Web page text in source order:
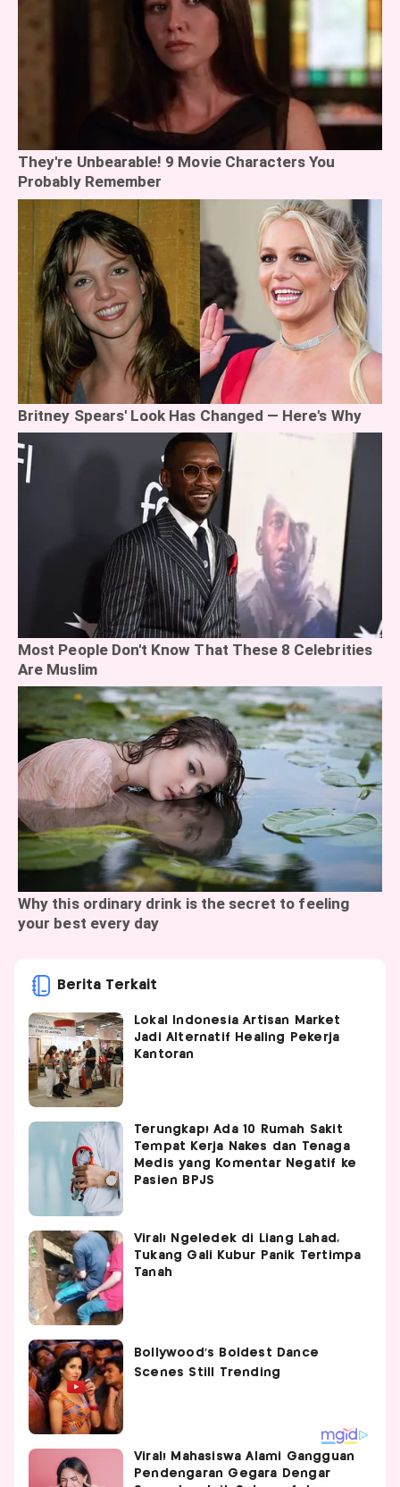
Berita Terkait
Lokal Indonesia Artisan Market
Jadi Alternatif Healing Pekerja
Kantoran
Terungkap! Ada 10 Rumah Sakit
Tempat Kerja Nakes dan Tenaga
Medis yang Komentar Negatif ke
Pasien BPJS
Viral! Ngeledek di Liang Lahad,
Tukang Gali Kubur Panik Tertimpa
Tanah
Viral! Mahasiswa Alami Gangguan
Pendengaran Gegara Dengar